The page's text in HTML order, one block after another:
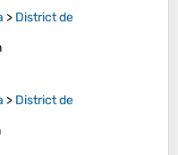
> District de
> District de